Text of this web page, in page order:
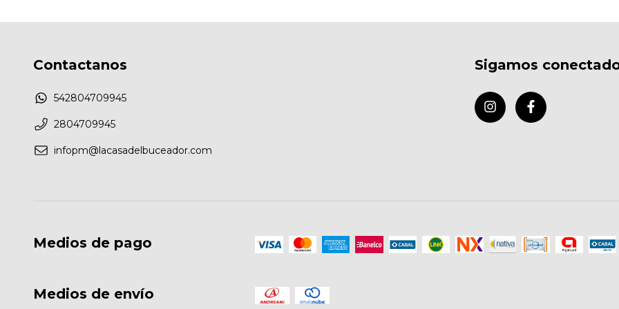
Contactanos
542804709945
2804709945
infopm@lacasadelbuceador.com
Sigamos
Medios de pago
Medios de envío